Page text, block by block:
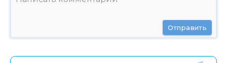
Отправить